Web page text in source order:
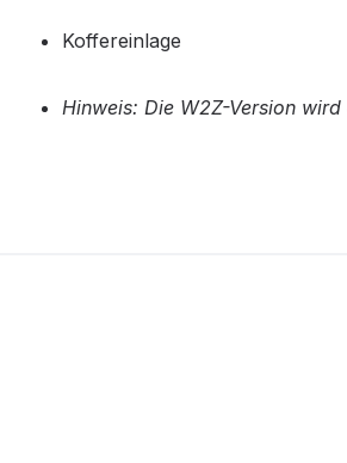
Koffereinlage
Hinweis: Die W2Z-Version